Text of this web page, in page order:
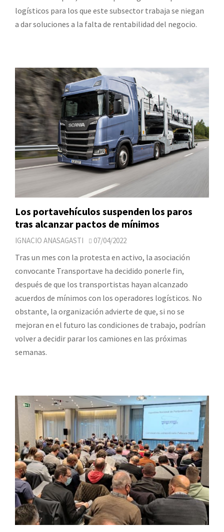
logísticos para los que este subsector trabaja se niegan
a dar soluciones a la falta de rentabilidad del negocio.
Los portavehículos suspenden los paros
tras alcanzar pactos de mínimos
IGNACIO ANASAGASTI 07/04/2022
Tras un mes con la protesta en activo, la asociación
convocante Transportave ha decidido ponerle fin,
después de que los transportistas hayan alcanzado
acuerdos de mínimos con los operadores logísticos. No
obstante, la organización advierte de que, si no se
mejoran en el futuro las condiciones de trabajo, podrían
volver a decidir parar los camiones en las próximas
semanas.